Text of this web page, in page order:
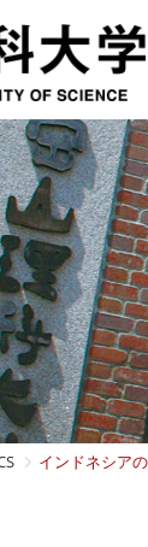
インドネシア